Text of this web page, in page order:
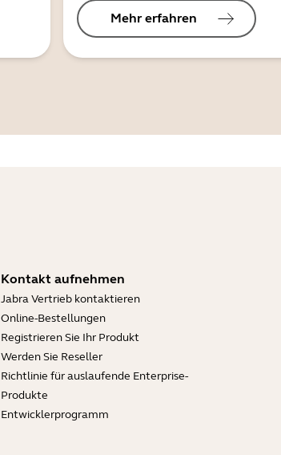
Mehr erfahren
Kontakt aufnehmen
Jabra Vertrieb kontaktieren
Online-Bestellungen
Registrieren Sie Ihr Produkt
Werden Sie Reseller
Richtlinie für auslaufende Enterprise-
Produkte
Entwicklerprogramm